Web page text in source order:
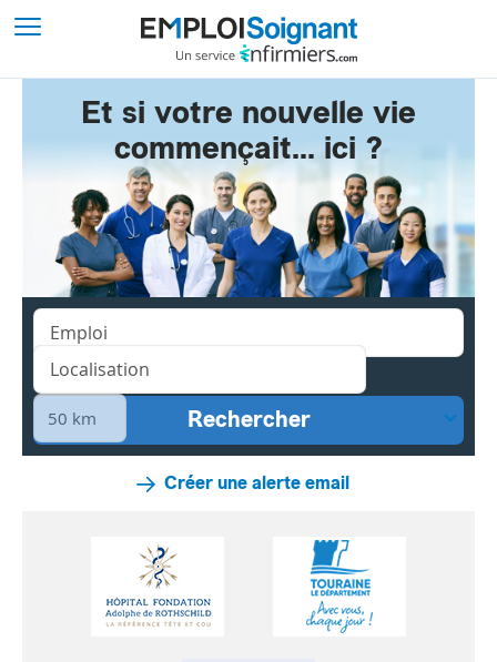
Et si votre nouvelle vie
commençait... ici ?
Créer une alerte email